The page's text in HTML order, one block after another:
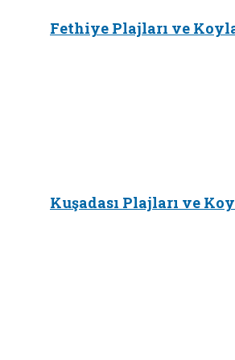
Fethiye Plajları ve
Kuşadası Plajları ve